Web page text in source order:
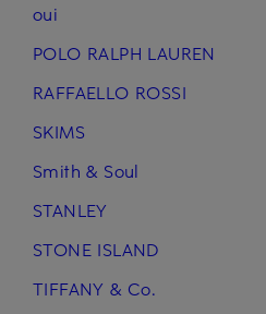
oui
POLO RALPH LAUREN
RAFFAELLO ROSSI
SKIMS
Smith & Soul
STANLEY
STONE ISLAND
TIFFANY & Co.